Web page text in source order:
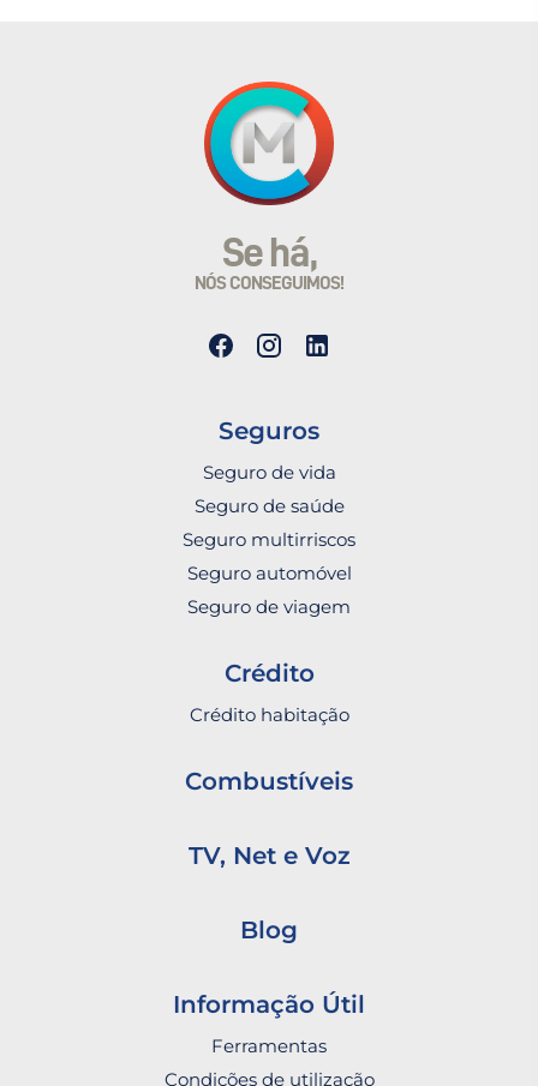
Se há,
NÓS CONSEGUIMOS!
Seguros
Seguro de vida
Seguro de saúde
Seguro multirriscos
Seguro automóvel
Seguro de viagem
Crédito
Crédito habitação
Combustíveis
TV, Net e Voz
Blog
Informação Útil
Ferramentas
Condições de utilização